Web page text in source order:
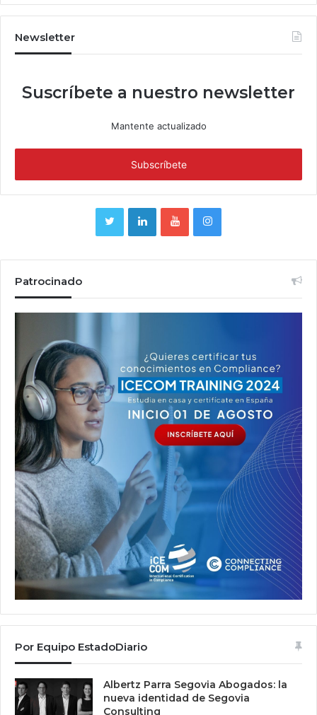
Newsletter
Suscríbete a nuestro newsletter
Mantente actualizado
Patrocinado
Por Equipo EstadoDiario
Albertz Parra Segovia Abogados: la
nueva identidad de Segovia
Consulting